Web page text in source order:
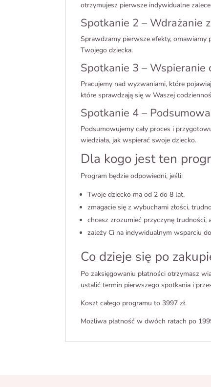
otrzymujesz pierwsze indywidualne
Spotkanie 2 – Wdrażanie
Sprawdzamy pierwsze efekty, omawiamy
Twojego dziecka.
Spotkanie 3 – Wspieranie
Pracujemy nad wyzwaniami, które
które sprawdzają się w Waszej
Spotkanie 4 –
Podsumowujemy cały proces i
wiedziała, jak wspierać swoje dziecko.
Dla kogo jest ten
Program będzie odpowiedni, jeśli:
Twoje dziecko ma od 2 do 8 lat,
zmagacie się z wybuchami złości,
chcesz zrozumieć przyczynę trudności,
zależy Ci na indywidualnym wsparciu
Co dzieje się po
Po zaksięgowaniu płatności otrzymasz
ustalić termin pierwszego spotkania i
Koszt całego programu to 3997 zł.
Możliwa płatność w dwóch ratach po